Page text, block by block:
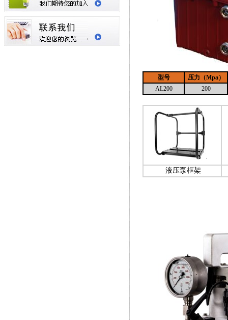
型号 压力（Mpa）
AL200
200
液压泵框架